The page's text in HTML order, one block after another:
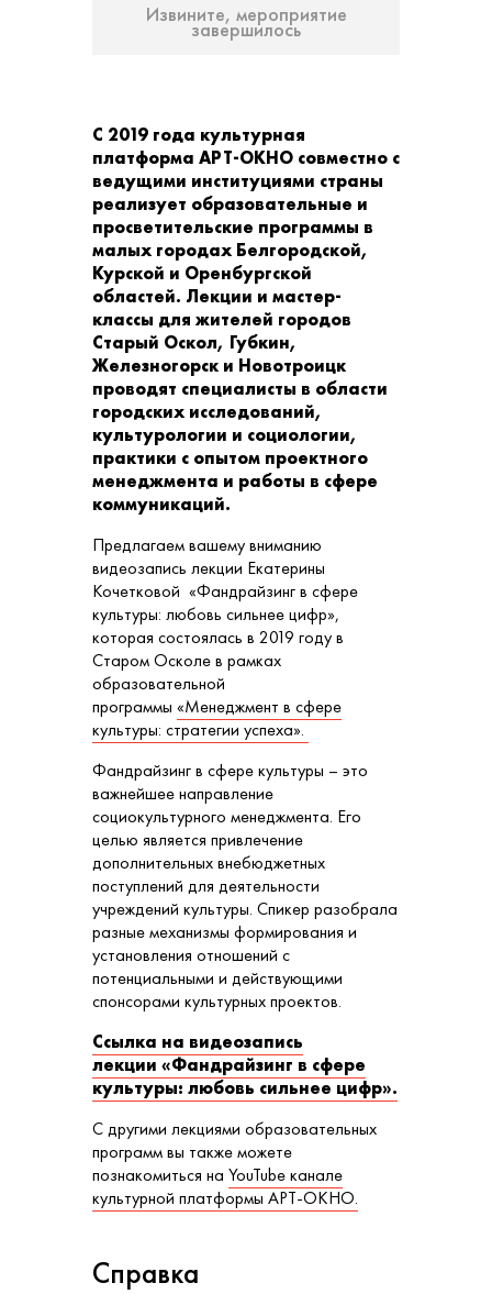
Извините, мероприятие
завершилось
С 2019 года культурная
платформа АРТ-ОКНО совместно с
ведущими институциями страны
реализует образовательные и
просветительские программы в
малых городах Белгородской,
Курской и Оренбургской
областей. Лекции и мастер-
классы для жителей городов
Старый Оскол, Губкин,
Железногорск и Новотроицк
проводят специалисты в области
городских исследований,
культурологии и социологии,
практики с опытом проектного
менеджмента и работы в сфере
коммуникаций.
Предлагаем вашему вниманию
видеозапись лекции Екатерины
Кочетковой «Фандрайзинг в сфере
культуры: любовь сильнее цифр»,
которая состоялась в 2019 году в
Старом Осколе в рамках
образовательной
программы «Менеджмент в сфере
культуры: стратегии успеха».
Фандрайзинг в сфере культуры – это
важнейшее направление
социокультурного менеджмента. Его
целью является привлечение
дополнительных внебюджетных
поступлений для деятельности
учреждений культуры. Спикер разобрала
разные механизмы формирования и
установления отношений с
потенциальными и действующими
спонсорами культурных проектов.
Ссылка на видеозапись
лекции «Фандрайзинг в сфере
культуры: любовь сильнее цифр».
С другими лекциями образовательных
программ вы также можете
познакомиться на YouTube канале
культурной платформы АРТ-ОКНО.
Справка